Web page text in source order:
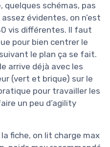
quelques schémas, pas
évidentes, on n’est
vis différentes. Il faut
pour bien centrer le
le plan ça se fait.
arrive déjà avec les
(vert et brique) sur le
pour travailler les
un peu d’agility
fiche, on lit charge max